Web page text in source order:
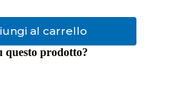
al carrello
questo prodotto?